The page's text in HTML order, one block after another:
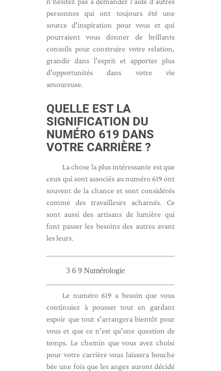
personnes qui ont toujours été une
source d'inspiration pour vous et qui
pourraient vous donner de brillants
conseils pour construire votre relation,
grandir dans l'esprit et apporter plus
d'opportunités dans votre vie
amoureuse.
QUELLE EST LA
SIGNIFICATION DU
NUMÉRO 619 DANS
VOTRE CARRIÈRE ?
La chose la plus intéressante est que
ceux qui sont associés au numéro 619 ont
souvent de la chance et sont considérés
comme des travailleurs acharnés. Ce
sont aussi des artisans de lumière qui
font passer les besoins des autres avant
les leurs.
3 6 9 Numérologie
Le numéro 619 a besoin que vous
continuiez à pousser tout en gardant
espoir que tout s'arrangera bientôt pour
vous et que ce n'est qu'une question de
temps. Le chemin que vous avez choisi
pour votre carrière vous laissera bouche
bée une fois que les anges auront décidé